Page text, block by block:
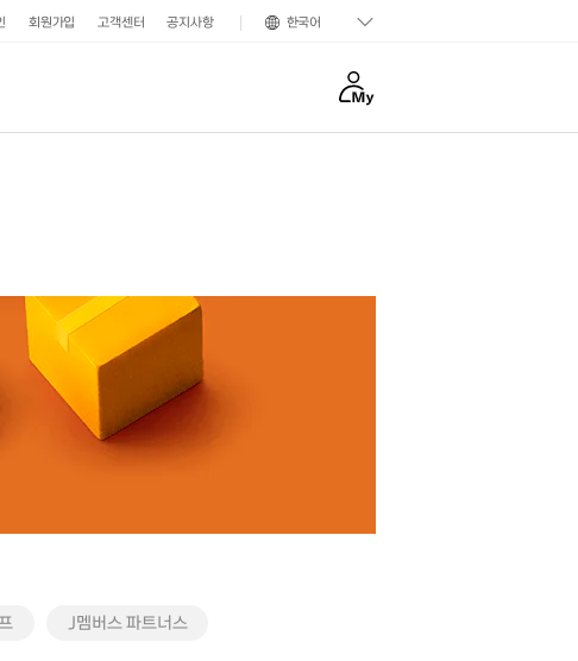
회원가입 고객센터 공지사항 한국어
J멤버스 파트너스